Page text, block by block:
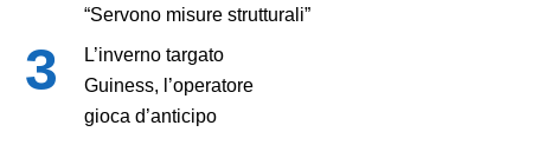
“Servono misure strutturali”
L’inverno targato
Guiness, l’operatore
gioca d’anticipo